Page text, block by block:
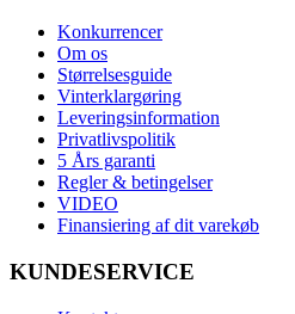
Konkurrencer
Om os
Størrelsesguide
Vinterklargøring
Leveringsinformation
Privatlivspolitik
5 Års garanti
Regler & betingelser
VIDEO
Finansiering af dit varekøb
KUNDESERVICE